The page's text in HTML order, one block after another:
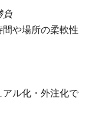
負
や場所の柔軟性
ル化・外注化で